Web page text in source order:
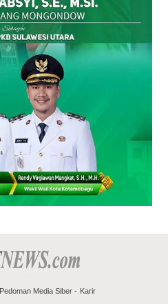
Pedoman Media Siber Karir